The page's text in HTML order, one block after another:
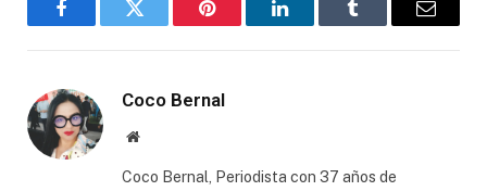
FacebookTwitter Pinterest LinkedInTumblr Email
Coco Bernal
Website
Coco Bernal, Periodista con 37 años de